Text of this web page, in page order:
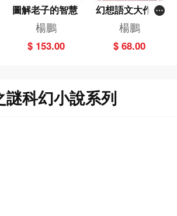
圖解老子的智慧
楊鵬
$ 153.00
幻想語文大作戰
(1)－－聖劍騎士
楊鵬
$ 68.00
謎科幻小說系列